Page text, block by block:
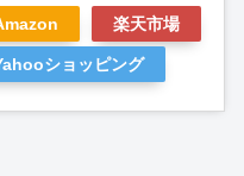
楽天市場
ショッピング